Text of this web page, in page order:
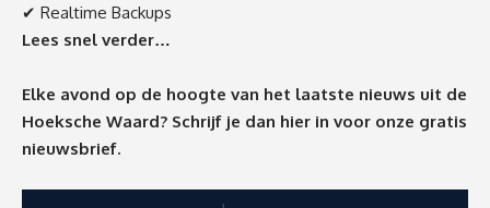
✔ Realtime Backups
Lees snel verder…
Elke avond op de hoogte van het laatste nieuws uit de
Hoeksche Waard? Schrijf je dan hier in voor onze gratis
nieuwsbrief.